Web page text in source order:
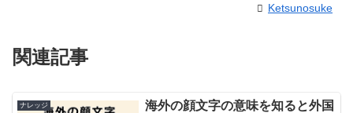
Ketsunosuke
関連記事
ナレッジ
海外の顔文字の意味を知ると外国